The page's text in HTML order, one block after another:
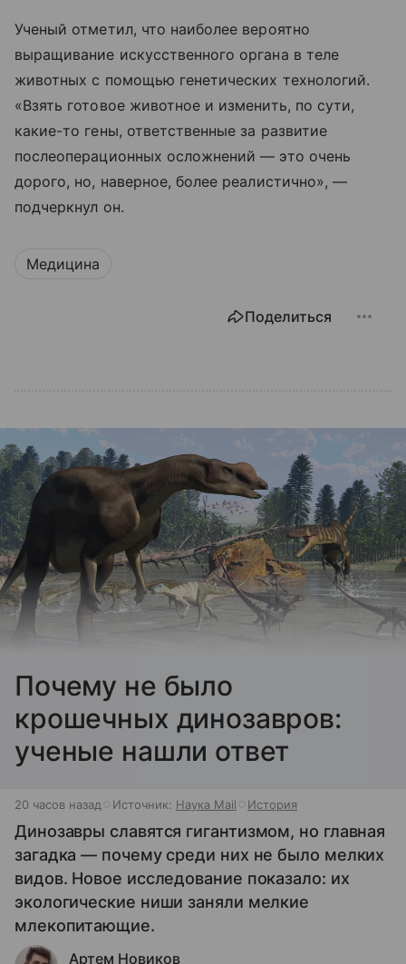
Ученый отметил, что наиболее вероятно
выращивание искусственного органа в теле
животных с помощью генетических технологий.
«Взять готовое животное и изменить, по сути,
какие-то гены, ответственные за развитие
послеоперационных осложнений — это очень
дорого, но, наверное, более реалистично», —
подчеркнул он.
Медицина
Поделиться
Почему не было
крошечных динозавров:
ученые нашли ответ
20 часов назад Источник: Наука Mail История
Динозавры славятся гигантизмом, но главная
загадка — почему среди них не было мелких
видов. Новое исследование показало: их
экологические ниши заняли мелкие
млекопитающие.
Артем Новиков